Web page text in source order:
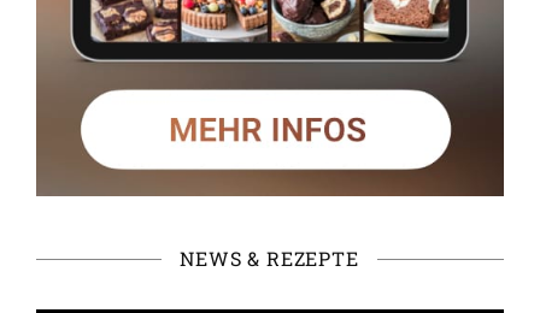
NEWS & REZEPTE